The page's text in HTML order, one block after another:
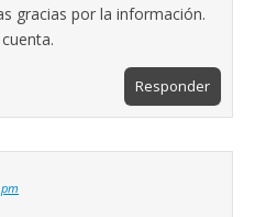
gracias por la información.
Responder